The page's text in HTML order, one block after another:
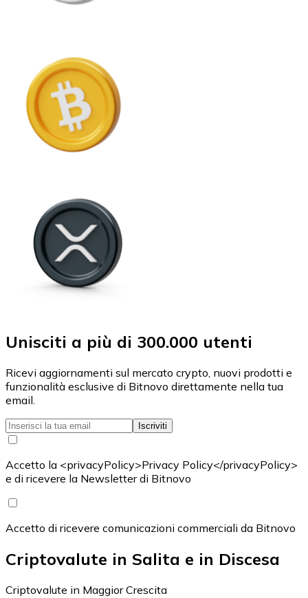
Unisciti a più di 300.000 utenti
Ricevi aggiornamenti sul mercato crypto, nuovi prodotti e
funzionalità esclusive di Bitnovo direttamente nella tua
email.
Iscriviti
Accetto la <privacyPolicy>Privacy Policy</privacyPolicy>
e di ricevere la Newsletter di Bitnovo
Accetto di ricevere comunicazioni commerciali da Bitnovo
Criptovalute in Salita e in Discesa
Criptovalute in Maggior Crescita